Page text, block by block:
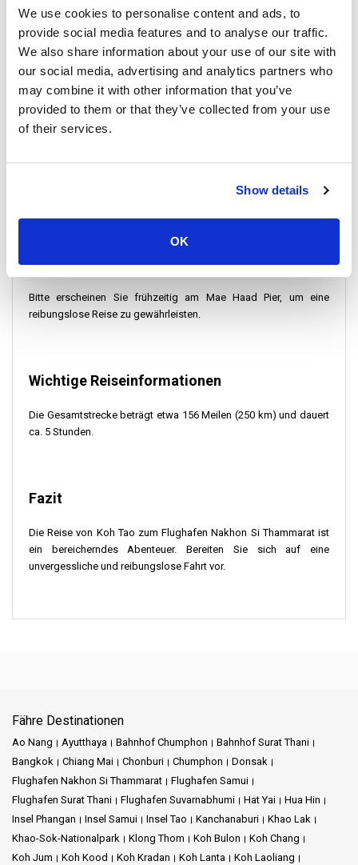
We use cookies to personalise content and ads, to
provide social media features and to analyse our traffic.
We also share information about your use of our site with
our social media, advertising and analytics partners who
may combine it with other information that you’ve
provided to them or that they’ve collected from your use
of their services.
Show details
OK
Ihre Reise beginnt amMae Haad Pierin Koh Tao, wo Sie die
Hochgeschwindigkeitsfähre zum Flughafen Nakhon Si
Thammarat nehmen. Nach der Überfahrt erwartet Sie ein
komfortabler Bus, der Sie direkt zum Flughafen bringt.
Preisinformationen
Die Kombination aus Fähre und Bus bietet ein hervorragendes
Sie sich Ihr Ticket im Voraus für eine problemlose Reise.
Check-in-Anweisungen:
Bitte erscheinen Sie frühzeitig am Mae Haad Pier, um eine
reibungslose Reise zu gewährleisten.
Wichtige Reiseinformationen
Die Gesamtstrecke beträgt etwa 156 Meilen (250 km) und dauert
ca. 5 Stunden.
Fazit
Die Reise von Koh Tao zum Flughafen Nakhon Si Thammarat ist
ein bereicherndes Abenteuer. Bereiten Sie sich auf eine
unvergessliche und reibungslose Fahrt vor.
Fähre Destinationen
Ao Nang Ayutthaya Bahnhof Chumphon
Bahnhof Surat Thani
Bangkok
Chiang Mai Chonburi Chumphon
Donsak
Flughafen Nakhon Si Thammarat
Flughafen Samui
Flughafen Surat Thani
Flughafen Suvarnabhumi Hat Yai
Hua Hin
Insel Phangan
Insel Samui Insel Tao Kanchanaburi
Khao Lak
Khao-Sok-Nationalpark
Klong Thom Koh Bulon
Koh Chang
Koh Jum
Koh Kood Koh Kradan Koh Lanta
Koh Laoliang